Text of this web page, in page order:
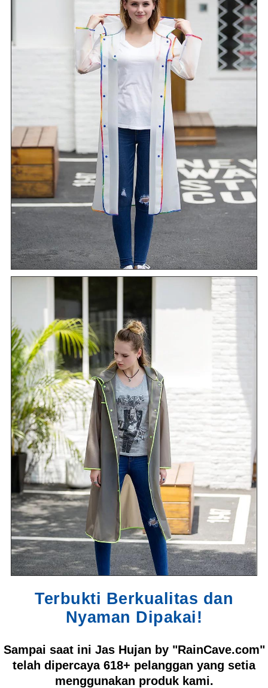
Terbukti Berkualitas dan
Nyaman Dipakai!
Sampai saat ini Jas Hujan by "RainCave.com"
telah dipercaya 618+ pelanggan yang setia
menggunakan produk kami.